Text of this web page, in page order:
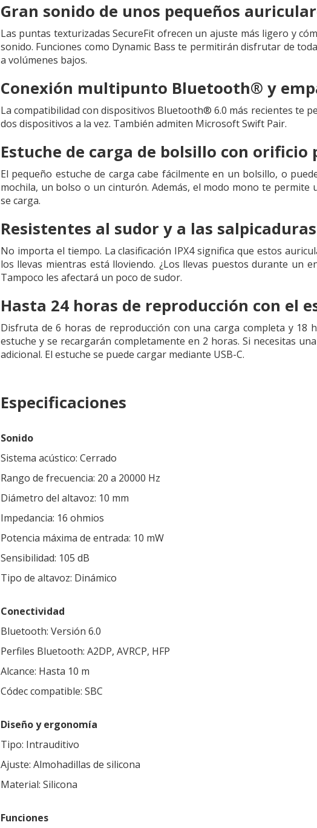
Gran sonido de unos pequeños
Las puntas texturizadas SecureFit ofrecen un ajuste más ligero y
sonido. Funciones como Dynamic Bass te permitirán disfrutar de
a volúmenes bajos.
Conexión multipunto Bluetooth® y
La compatibilidad con dispositivos Bluetooth® 6.0 más recientes te
dos dispositivos a la vez. También admiten Microsoft Swift Pair.
Estuche de carga de bolsillo con orificio
El pequeño estuche de carga cabe fácilmente en un bolsillo, o
mochila, un bolso o un cinturón. Además, el modo mono te
se carga.
Resistentes al sudor y a las salpicaduras
No importa el tiempo. La clasificación IPX4 significa que estos
los llevas mientras está lloviendo. ¿Los llevas puestos durante un
Tampoco les afectará un poco de sudor.
Hasta 24 horas de reproducción con el
Disfruta de 6 horas de reproducción con una carga completa y 18
estuche y se recargarán completamente en 2 horas. Si necesitas
adicional. El estuche se puede cargar mediante USB-C.
Especificaciones
Sonido
Sistema acústico: Cerrado
Rango de frecuencia: 20 a 20000 Hz
Diámetro del altavoz: 10 mm
Impedancia: 16 ohmios
Potencia máxima de entrada: 10 mW
Sensibilidad: 105 dB
Tipo de altavoz: Dinámico
Conectividad
Bluetooth: Versión 6.0
Perfiles Bluetooth: A2DP, AVRCP, HFP
Alcance: Hasta 10 m
Códec compatible: SBC
Diseño y ergonomía
Tipo: Intrauditivo
Ajuste: Almohadillas de silicona
Material: Silicona
Funciones